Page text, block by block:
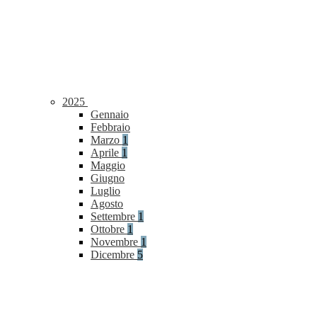
2025
Gennaio
Febbraio
Marzo 1
Aprile 1
Maggio
Giugno
Luglio
Agosto
Settembre 1
Ottobre 1
Novembre 1
Dicembre 5